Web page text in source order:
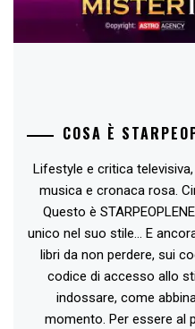
COSA È
Lifestyle e critica
musica e cronaca rosa.
Questo è
unico nel suo stile... E
libri da non perdere, sui
codice di accesso allo
indossare, come
momento. Per essere al